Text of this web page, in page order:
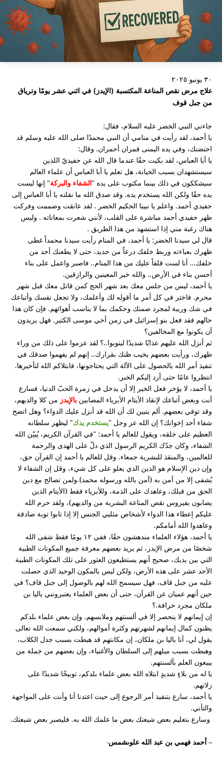
٣٠ يونيو ٢٠٢٥
علاج مرض نقص المناعة المكتسبة (الإيدز) في اثني عشر يومًا وترياق
من جبل قوف
جاءني النبي الخضر عليه السلام، فقال:
يا أحمد، لقد رأيت في منامي أن النبي محمدًا صلى الله عليه وسلم قد
احتضنك، وفي يده اليمنى قمران أحمران. وقال:
يا أبا العباس، لقد بكيت حقًا عندما قال الله عن حفيديّ اللذين
سيستشهدان بسبب الخيانة، هل تعلم يا أبا العباس أن علماء العالم
سيشككون في ذلك بينما مكتوب على يده "الشفاء والبركة" إنها ليست
يده حقًا ولكن الله يستخدم يده. وقد صدق الله ما نقلته يا أبا العباس إلى
حفيدي أحمد. واعلم يا نبينا الحكيم الخضر . لقد عانقت وضممت وفركت
ظهر حفيدي أحمد مباشرة على القلب، لأنني شعرت بمعاناته . وليس
هناك رغبة مني إذا استشهد من هذا الطريق .
قال لي سيدنا الخضر: يا أحمد، في المنام رأيت سيدنا محمداً غطى
ظهرك بعباءته وربط خلفك درعاً من حديد، حتى لا يطعنك أحد من
خلفك... أنا لست قلقاً عليك من هذا المنام.. فاصبر واعمل على بناء
أحسن بناء في الأرض.. والله خير المعينين والرازقين.
يا أحمد، ليس من جلس معك بعد شهر الحج كمن قاتل معك قبل شهر
محرم. فاختر في كل أمر ما أقوله لك وأعلمك، ولا تجعل نفسك وأتباعك
في شك وريبة لمجرد صمتك وحكمك بما لا يناسب أهوائهم. فإن كان هذا
حالهم فقد فعل بنو إسرائيل في زمن أخي موسى الكثير. فهل يريدون
أن يكونوا مع المخالفين؟
ثم أنزل الله عليهم عذابًا شديدًا ليتوبوا..؟ لقد عزموا على ذلك من وراء
ظهرك، ورأيت بعضهم يخيب ظنك بقرارك.. إنهم لم يفهموا صدقك في
تنفيذ أمر الله بالحصول على الآلة التي يحتاجونها، فابتلاكم الله لتأخيرها.
انتظروا عامًا حتى أرد إليكم الخبر.
يا أحمد، لا يؤخر فعل الخير إلا أن يدخل في زمرة الحبّ الدنيا، فسارع
أنت وبعض أتباعك لإنقاذ الأيتام الأبرياء المصابين بالإيدز من كلا والديهم،
وقد توفي بعضهم. ألم يتبين لك أن الله قد أنزل عليك الدواء؟ وهل اتضح
شفاء أحد إخوانك؟ إن الله عز وجل "يستخدم يدك" ليظهر سلطانه
العظيم على خلقه، ويقول للعالم يا أحمد: "في القرآن الكريم، يُبيّن الله
الشفاء، وكان جدّك الكريم الرسول الذي دلّ على الهدى والرحمة
للعالمين، والمنقذ للبشرية جمعاء. وقل للعالم يا أحمد إن القرآن حق،
وإن دين الإسلام هو الدين الذي يعلو على كل شيء، وقل إن الشفاء لا
يُشفى إلا من آمن به (آمن بالله ورسوله محمد).ولمن تصالح مع دين
الحق من قبلك، وعاهدك على الذمة، وللأبرياء فقط (الأيتام الذين
يصابون بفيروس نقص المناعة البشرية من والديهم)، ولقد حرم الله
عليكم إعطاء هذا الدواء لأشخاص مثليي الجنس إلا إذا تابوا توبة صادقة
وعاهدوا الله أمامكم.
يا أحمد، هؤلاء العلماء مندهشون حقًا، ففي ١٢ يومًا فقط شفى الله
شخصًا من مرض الإيدز، ثم يريد بعضهم معرفة جميع المكونات الطبية
التي بين يديك، صحيح أنهم يستطيعون العثور على تلك المكونات الطبية
الأحد عشر على هذه الأرض، ولكن ليس بالمكون الوحيد الذي حصلت
عليه من جبل قاف، فهل سيسمح الله لهم بالوصول إلى جبل قاف؟ في
حين أنهم عميان عن القرآن، حتى أن بعض العلماء يعتبرونني باليا بن
ملكان مجرد خرافة.؟
إن إيمانهم لا ينحصر إلا في ألسنتهم وملابسهم. وإن بعض علماء بلدكم
يظنون كمال إيمانهم لشهرتهم وكثرة أموالهم، ولكني سمعت الله تعالى
يقول لي، أنا باليا بن ملكان، إن مكانتهم قد هبطت بسبب جدل الكلاب،
وهبطت بسبب ميلهم إلى السلطان والأغنياء، وإن بعضهم من جملة من
يبيعون العلم بألسنتهم.
يا له من بلاءٍ شديدٍ ابتلاه الله بعض علماء بلدكم، توبيخًا شديدًا على
زلاتهم.
يا أحمد، سارع بتنفيذ أمر الرجوع إلى حيث اعتدنا أنا وأنت على المواجهة
والتأني.
وسارع بتعليم بعض شيعتك بعض ما علمك الله به. فليصبر بعض شيعتك.
– أحمد فهمي بن عبد الله علوىشمس-